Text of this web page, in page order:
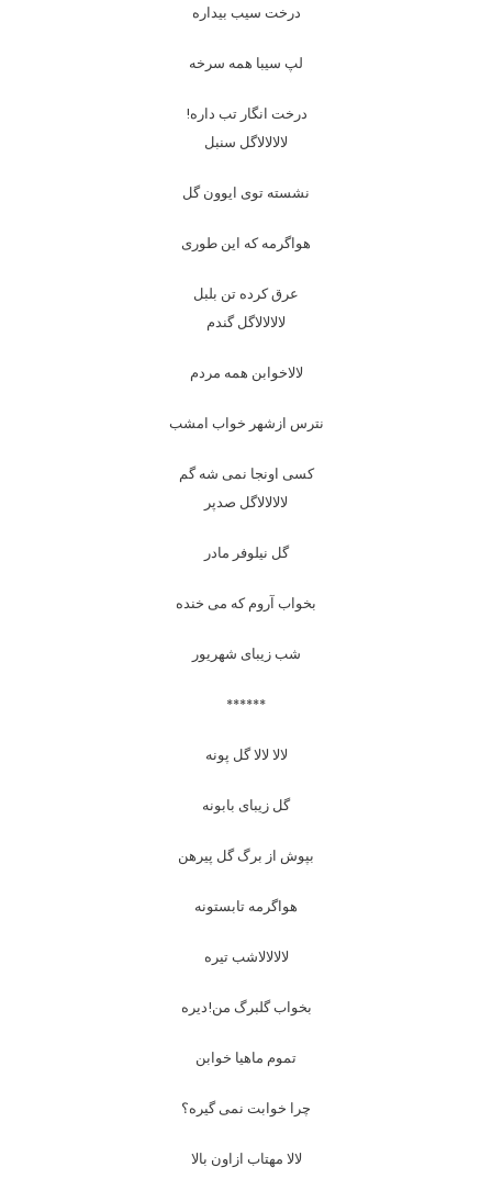
درخت سیب بیداره
لپ سیبا همه سرخه
درخت انگار تب داره!
لالالالاگل سنبل
نشسته توی ایوون گل
هواگرمه که این طوری
عرق کرده تن بلبل
لالالالاگل گندم
لالاخوابن همه مردم
نترس ازشهر خواب امشب
کسی اونجا نمی شه گم
لالالالاگل صدپر
گل نیلوفر مادر
بخواب آروم که می خنده
شب زیبای شهریور
******
لالا لالا گل پونه
گل زیبای بابونه
بپوش از برگ گل پیرهن
هواگرمه تابستونه
لالالالاشب تیره
بخواب گلبرگ من!دیره
تموم ماهیا خوابن
چرا خوابت نمی گیره؟
لالا مهتاب ازاون بالا